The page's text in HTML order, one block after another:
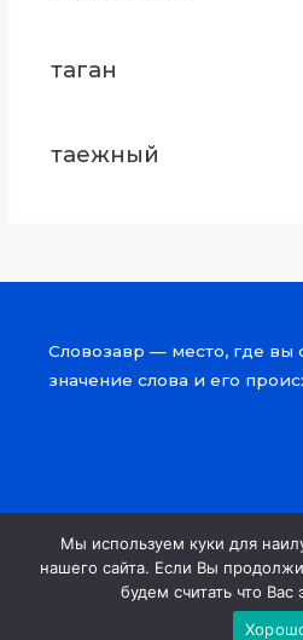
таган
таежный
Словозавр — место, где вы
значение слова и его
Copyright © 2026
Powered by
Мы используем куки для
нашего сайта. Если Вы
будем считать что Вас